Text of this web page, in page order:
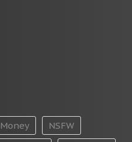
Money NSFW